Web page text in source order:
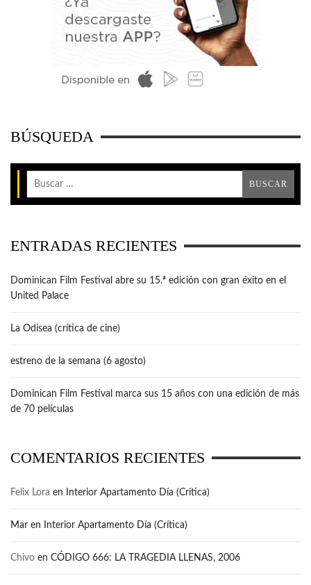
BÚSQUEDA
ENTRADAS RECIENTES
Dominican Film Festival abre su 15.ª edición con gran éxito en el
United Palace
La Odisea (crítica de cine)
estreno de la semana (6 agosto)
Dominican Film Festival marca sus 15 años con una edición de más
de 70 películas
COMENTARIOS RECIENTES
Felix Lora en Interior Apartamento Día (Crítica)
Mar en Interior Apartamento Día (Crítica)
Chivo en CÓDIGO 666: LA TRAGEDIA LLENAS, 2006